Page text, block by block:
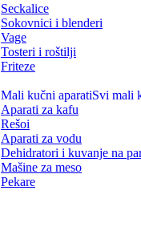
Seckalice
Sokovnici i blenderi
Vage
Tosteri i roštilji
Friteze
Mali kučni aparatiSvi mali
Aparati za kafu
Rešoi
Aparati za vodu
Dehidratori i kuvanje na
Mašine za meso
Pekare